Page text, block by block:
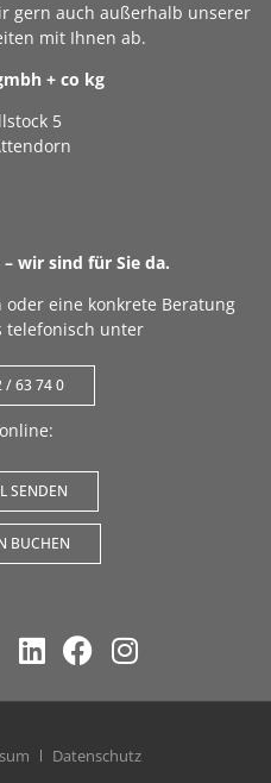
gern auch außerhalb unserer
mit Ihnen ab.
+ co kg
5
wir sind für Sie da.
eine konkrete Beratung
telefonisch unter
/ 63 74 0
SENDEN
BUCHEN
Datenschutz